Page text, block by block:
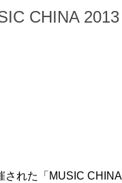
CHINA
された「MUSIC